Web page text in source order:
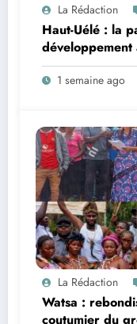
La Rédaction
Haut-Uélé : la
entre le vice-
Matata et les
1 semaine ago
La Rédaction
Watsa :
coutumier du